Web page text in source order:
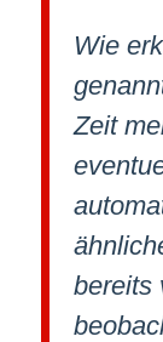
Wie
Zeit
bereits